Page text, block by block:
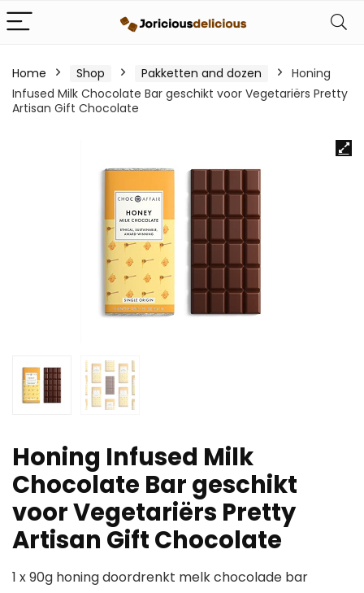
Home Shop Pakketten and dozen
Honing
Infused Milk Chocolate Bar geschikt voor Vegetariërs Pretty
Artisan Gift Chocolate
Honing Infused Milk
Chocolate Bar geschikt
voor Vegetariërs Pretty
Artisan Gift Chocolate
1 x 90g honing doordrenkt melk chocolade bar